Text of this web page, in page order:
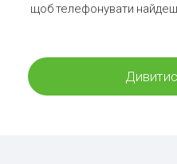
щоб телефонувати